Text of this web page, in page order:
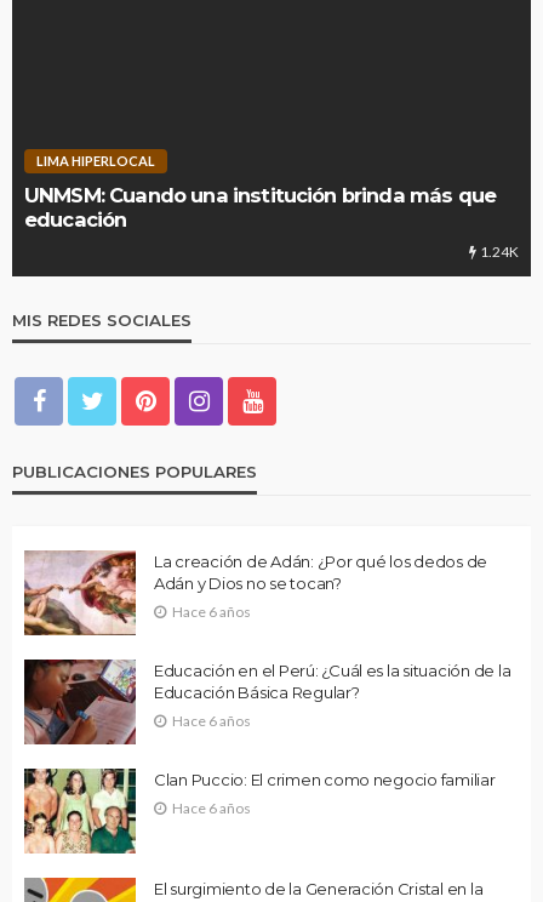
LIMA HIPERLOCAL
UNMSM: Cuando una institución brinda más que
educación
1.24K
MIS REDES SOCIALES
PUBLICACIONES POPULARES
La creación de Adán: ¿Por qué los dedos de
Adán y Dios no se tocan?
Hace 6 años
Educación en el Perú: ¿Cuál es la situación de la
Educación Básica Regular?
Hace 6 años
Clan Puccio: El crimen como negocio familiar
Hace 6 años
El surgimiento de la Generación Cristal en la